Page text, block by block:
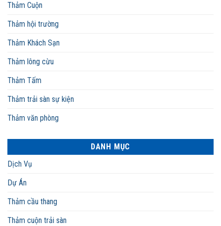
Thảm Cuộn
Thảm hội trường
Thảm Khách Sạn
Thảm lông cừu
Thảm Tấm
Thảm trải sàn sự kiện
Thảm văn phòng
DANH MỤC
Dịch Vụ
Dự Án
Thảm cầu thang
Thảm cuộn trải sàn